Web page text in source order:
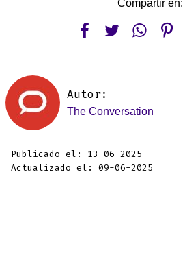
Compartir en:
   
Autor:
The Conversation
Publicado el: 13-06-2025
Actualizado el: 09-06-2025